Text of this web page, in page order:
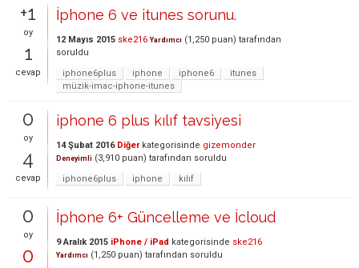
+1
oy
1
cevap
İphone 6 ve itunes sorunu.
12 Mayıs 2015 ske216 Yardımcı (1,250 puan) tarafından
soruldu
iphone6plus
iphone iphone6
itunes
müzik-imac-iphone-itunes
0
oy
4
cevap
iphone 6 plus kılıf tavsiyesi
14 Şubat 2016 Diğerkategorisinde gizemonder
Deneyimli (3,910 puan) tarafından soruldu
iphone6plus
iphone kılıf
0
oy
0
İphone 6+ Güncelleme ve İcloud
9 Aralık 2015 iPhone / iPad kategorisinde ske216
Yardımcı (1,250 puan) tarafından soruldu